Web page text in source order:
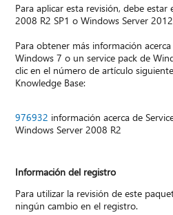
Para aplicar esta revisión, debe
2008 R2 SP1 o Windows Server
Para obtener más información
Windows 7 o un service pack de
clic en el número de artículo
Knowledge Base:
976932 información acerca de
Windows Server 2008 R2
Información del registro
Para utilizar la revisión de este
ningún cambio en el registro.